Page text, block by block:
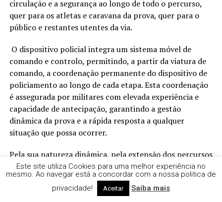
circulação e a segurança ao longo de todo o percurso,
quer para os atletas e caravana da prova, quer para o
público e restantes utentes da via.
O dispositivo policial integra um sistema móvel de
comando e controlo, permitindo, a partir da viatura de
comando, a coordenação permanente do dispositivo de
policiamento ao longo de cada etapa. Esta coordenação
é assegurada por militares com elevada experiência e
capacidade de antecipação, garantindo a gestão
dinâmica da prova e a rápida resposta a qualquer
situação que possa ocorrer.
Pela sua natureza dinâmica, pela extensão dos percursos
e pelo elevado número de participantes e meios
envolvidos, as provas de ciclismo em estrada constituem
uma das atividades desportivas mais exigentes e
Este site utiliza Cookies para uma melhor experiência no
mesmo. Ao navegar está a concordar com a nossa politica de
privacidade!
Aceitar Saiba mais